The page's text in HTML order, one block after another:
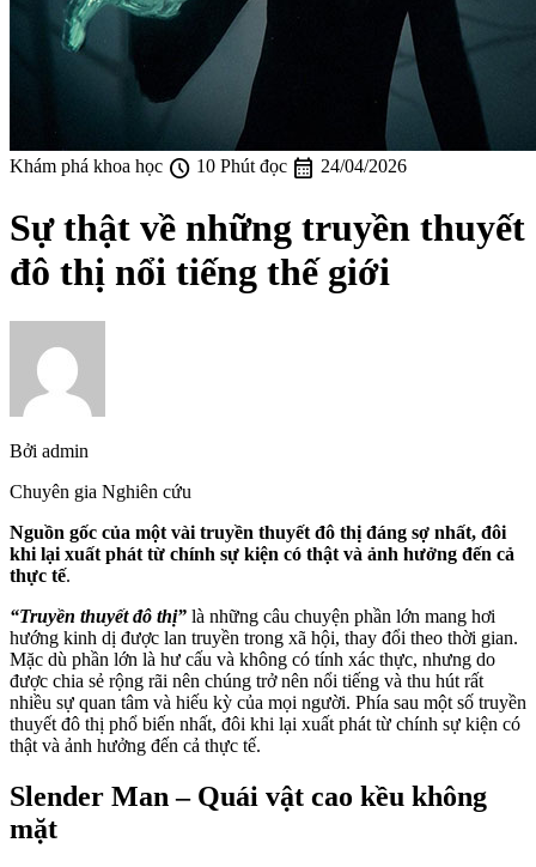
Khám phá khoa học schedule 10 Phút đọc calendar_month 24/04/2026
Sự thật về những truyền thuyết
đô thị nổi tiếng thế giới
Bởi admin
Chuyên gia Nghiên cứu
Nguồn gốc của một vài truyền thuyết đô thị đáng sợ nhất, đôi
khi lại xuất phát từ chính sự kiện có thật và ảnh hưởng đến cả
thực tế.
“Truyền thuyết đô thị” là những câu chuyện phần lớn mang hơi
hướng kinh dị được lan truyền trong xã hội, thay đổi theo thời gian.
Mặc dù phần lớn là hư cấu và không có tính xác thực, nhưng do
được chia sẻ rộng rãi nên chúng trở nên nổi tiếng và thu hút rất
nhiều sự quan tâm và hiếu kỳ của mọi người. Phía sau một số truyền
thuyết đô thị phổ biến nhất, đôi khi lại xuất phát từ chính sự kiện có
thật và ảnh hưởng đến cả thực tế.
Slender Man – Quái vật cao kều không
mặt